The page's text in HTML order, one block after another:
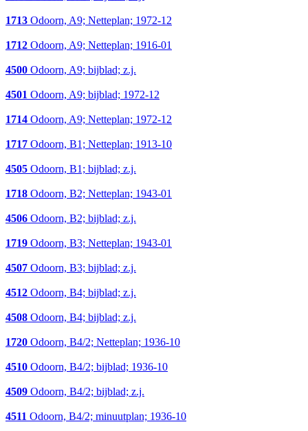
1713 Odoorn, A9; Netteplan; 1972-12
1712 Odoorn, A9; Netteplan; 1916-01
4500 Odoorn, A9; bijblad; z.j.
4501 Odoorn, A9; bijblad; 1972-12
1714 Odoorn, A9; Netteplan; 1972-12
1717 Odoorn, B1; Netteplan; 1913-10
4505 Odoorn, B1; bijblad; z.j.
1718 Odoorn, B2; Netteplan; 1943-01
4506 Odoorn, B2; bijblad; z.j.
1719 Odoorn, B3; Netteplan; 1943-01
4507 Odoorn, B3; bijblad; z.j.
4512 Odoorn, B4; bijblad; z.j.
4508 Odoorn, B4; bijblad; z.j.
1720 Odoorn, B4/2; Netteplan; 1936-10
4510 Odoorn, B4/2; bijblad; 1936-10
4509 Odoorn, B4/2; bijblad; z.j.
4511 Odoorn, B4/2; minuutplan; 1936-10